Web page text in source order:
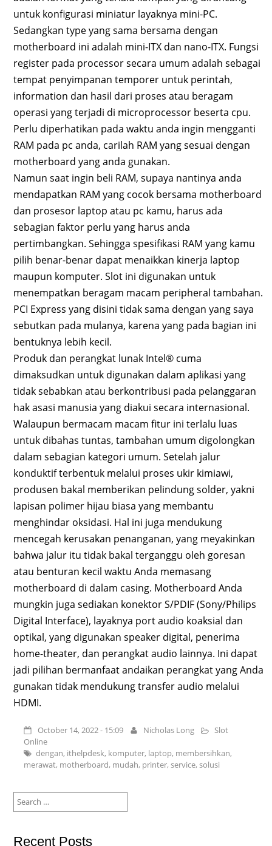
untuk konfigurasi miniatur layaknya mini-PC.
Sedangkan type yang sama bersama dengan
motherboard ini adalah mini-ITX dan nano-ITX. Fungsi
register pada processor secara umum adalah sebagai
tempat penyimpanan temporer untuk perintah,
information dan hasil dari proses atau beragam
operasi yang terjadi di microprocessor beserta cpu.
Perlu diperhatikan pada waktu anda ingin mengganti
RAM pada pc anda, carilah RAM yang sesuai dengan
motherboard yang anda gunakan.
Namun saat ingin beli RAM, supaya nantinya anda
mendapatkan RAM yang cocok bersama motherboard
dan prosesor laptop atau pc kamu, harus ada
sebagian faktor perlu yang harus anda
pertimbangkan. Sehingga spesifikasi RAM yang kamu
pilih benar-benar dapat menaikkan kinerja laptop
maupun komputer. Slot ini digunakan untuk
menempatkan beragam macam peripheral tambahan.
PCI Express yang disini tidak sama dengan yang saya
sebutkan pada mulanya, karena yang pada bagian ini
bentuknya lebih kecil.
Produk dan perangkat lunak Intel® cuma
dimaksudkan untuk digunakan dalam aplikasi yang
tidak sebabkan atau berkontribusi pada pelanggaran
hak asasi manusia yang diakui secara internasional.
Walaupun bermacam macam fitur ini terlalu luas
untuk dibahas tuntas, tambahan umum digolongkan
dalam sebagian kategori umum. Setelah jalur
konduktif terbentuk melalui proses ukir kimiawi,
produsen bakal memberikan pelindung solder, yakni
lapisan polimer hijau biasa yang membantu
menghindar oksidasi. Hal ini juga mendukung
mencegah kerusakan penanganan, yang meyakinkan
bahwa jalur itu tidak bakal terganggu oleh goresan
atau benturan kecil waktu Anda memasang
motherboard di dalam casing. Motherboard Anda
mungkin juga sediakan konektor S/PDIF (Sony/Philips
Digital Interface), layaknya port audio koaksial dan
optikal, yang digunakan speaker digital, penerima
home-theater, dan perangkat audio lainnya. Ini dapat
jadi pilihan bermanfaat andaikan perangkat yang Anda
gunakan tidak mendukung transfer audio melalui
HDMI.
October 14, 2022 - 15:09 Nicholas Long
Slot
Online
dengan, ithelpdesk, komputer, laptop, membersihkan,
merawat, motherboard, mudah, printer,service,solusi
for:
Recent Posts